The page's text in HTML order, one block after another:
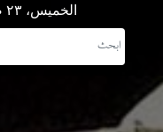
الخميس، ٢٣ صفر ١٤٤٨ هـ - ٦ أغسطس ۲۰۲٦ م